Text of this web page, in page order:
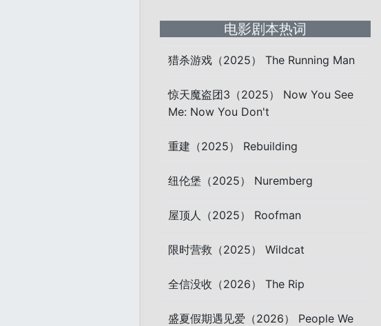
电影剧本热词
猎杀游戏（2025） The Running Man
惊天魔盗团3（2025） Now You See
Me: Now You Don't
重建（2025） Rebuilding
纽伦堡（2025） Nuremberg
屋顶人（2025） Roofman
限时营救（2025） Wildcat
全信没收（2026） The Rip
盛夏假期遇见爱（2026） People We